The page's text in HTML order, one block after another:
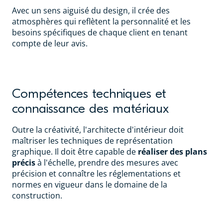
Avec un sens aiguisé du design, il crée des
atmosphères qui reflètent la personnalité et les
besoins spécifiques de chaque client en tenant
compte de leur avis.
Compétences techniques et
connaissance des matériaux
Outre la créativité, l'architecte d'intérieur doit
maîtriser les techniques de représentation
graphique. Il doit être capable de réaliser des plans
précisà l'échelle, prendre des mesures avec
précision et connaître les réglementations et
normes en vigueur dans le domaine de la
construction.